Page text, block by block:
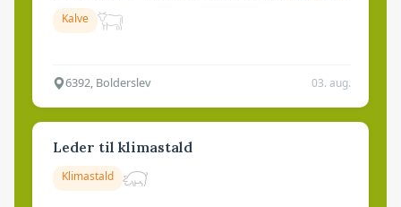
Kalve
6392, Bolderslev 03. aug.
Leder til klimastald
Klimastald